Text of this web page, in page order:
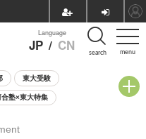
menu
Language
JP / CN search
東大受験
合塾×東大特集
相談会